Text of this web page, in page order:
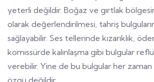
yeterli değildir. Boğaz ve gırtlak
olarak değerlendirilmesi, tahriş
sağlayabilir. Ses tellerinde kızarıklık,
komissürde kalınlaşma gibi bulgular
verebilir. Yine de bu bulgular her
özgü değildir.